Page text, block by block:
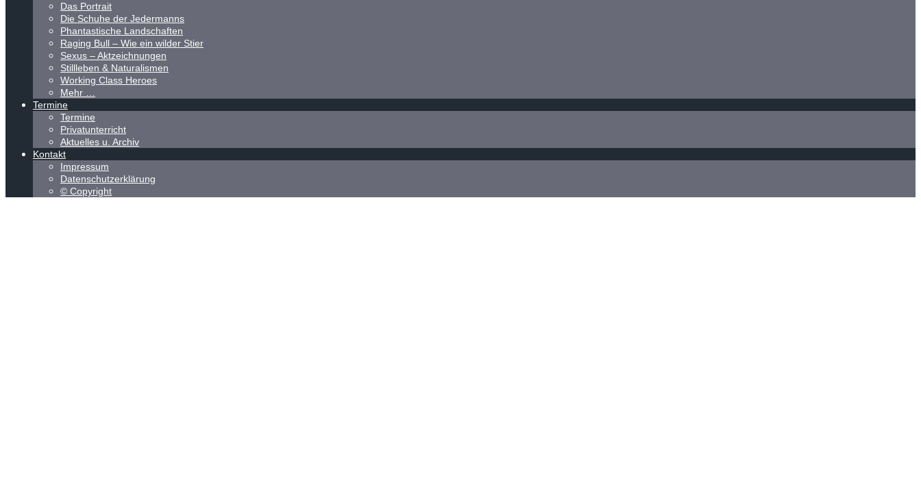
Das Portrait
Die Schuhe der Jedermanns
Phantastische Landschaften
Raging Bull – Wie ein wilder Stier
Sexus – Aktzeichnungen
Stillleben & Naturalismen
Working Class Heroes
Mehr …
Termine
Termine
Privatunterricht
Aktuelles u. Archiv
Kontakt
Impressum
Datenschutzerklärung
© Copyright